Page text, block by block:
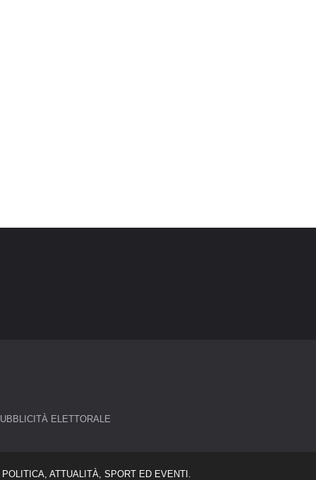
ELETTORALE
ATTUALITÀ, SPORT ED EVENTI.